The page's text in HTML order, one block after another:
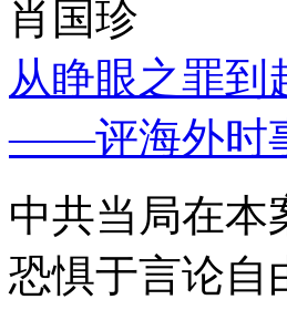
肖国珍
从睁眼之罪到
——评海外时
中共当局在本
恐惧于言论自